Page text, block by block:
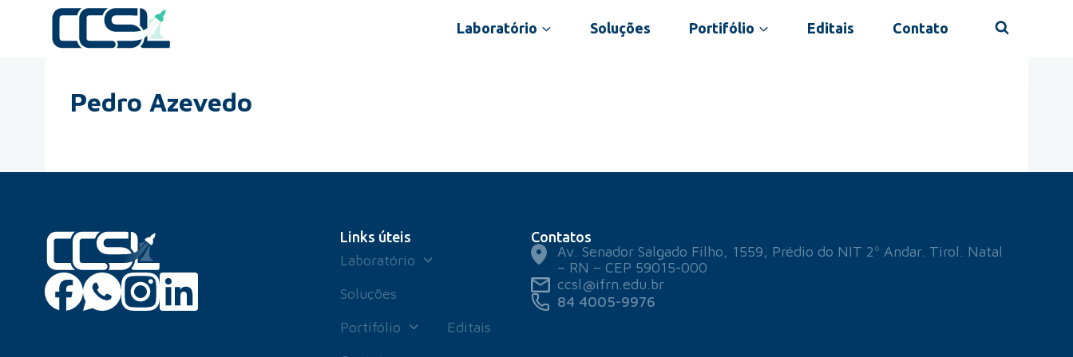
Laboratório Soluções Portifólio Editais Contato
Pedro Azevedo
Links úteis
Laboratório
Soluções
Portifólio
Editais
Contatos
Av. Senador Salgado Filho, 1559, Prédio do NIT 2º Andar. Tirol. Natal
– RN – CEP 59015-000
ccsl@ifrn.edu.br
84 4005-9976